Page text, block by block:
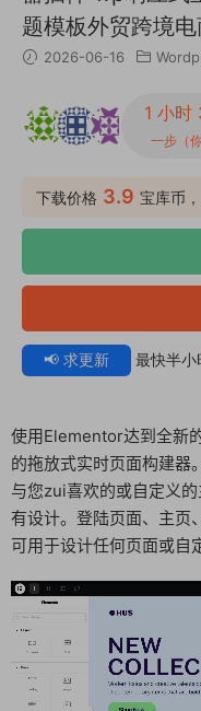
题模板外贸跨境
2026-06-16
1 小时
一步（
下载价格 3.9 宝库币
📢 求更新 最快半小
使用Elementor达到全新
的拖放式实时页面构建
与您zui喜欢的或自定义
有设计。登陆页面、主页
可用于设计任何页面或自